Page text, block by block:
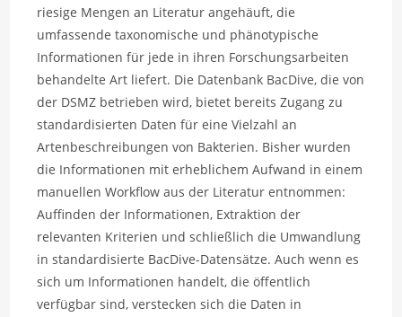
riesige Mengen an Literatur angehäuft, die
umfassende taxonomische und phänotypische
Informationen für jede in ihren Forschungsarbeiten
behandelte Art liefert. Die Datenbank BacDive, die von
der DSMZ betrieben wird, bietet bereits Zugang zu
standardisierten Daten für eine Vielzahl an
Artenbeschreibungen von Bakterien. Bisher wurden
die Informationen mit erheblichem Aufwand in einem
manuellen Workflow aus der Literatur entnommen:
Auffinden der Informationen, Extraktion der
relevanten Kriterien und schließlich die Umwandlung
in standardisierte BacDive-Datensätze. Auch wenn es
sich um Informationen handelt, die öffentlich
verfügbar sind, verstecken sich die Daten in